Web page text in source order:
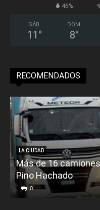
46%
SÁB
11 °
DOM
8°
RECOMENDADOS
LA CIUDAD
Más de 16
Pino Hachado
0